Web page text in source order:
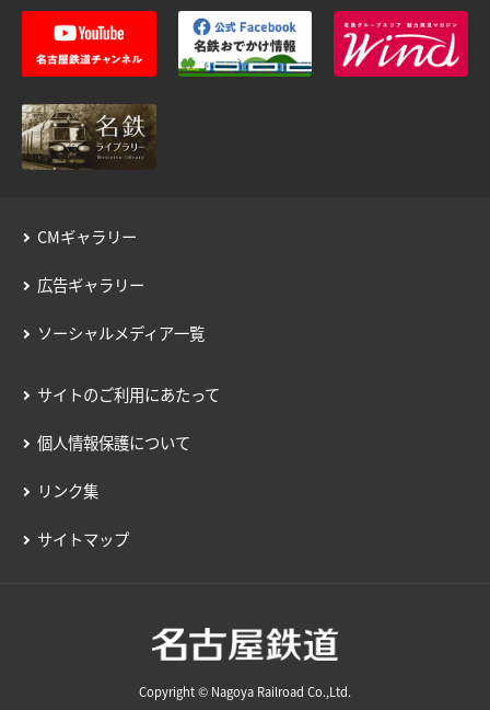
CMギャラリー
広告ギャラリー
ソーシャルメディア一覧
サイトのご利用にあたって
個人情報保護について
リンク集
サイトマップ
Copyright © Nagoya Railroad Co.,Ltd.